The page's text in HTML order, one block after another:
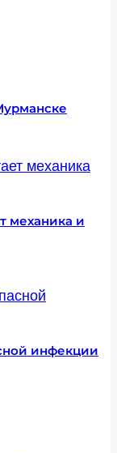
механика и
инфекции